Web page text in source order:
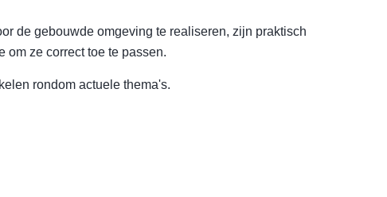
de gebouwde omgeving te realiseren, zijn praktisch
om ze correct toe te passen.
rondom actuele thema's.